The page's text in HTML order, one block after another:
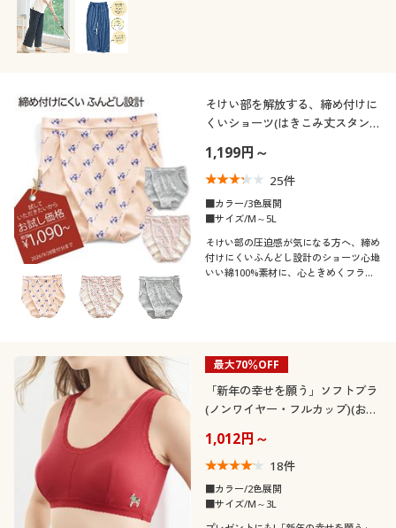
そけい部を解放する、締め付けに
くいショーツ(はきこみ丈スタンダ
1,199円～
25件
■カラー/3色展開
■サイズ/M～5L
そけい部の圧迫感が気になる方へ、締め
付けにくいふんどし設計のショーツ心地
いい綿100%素材に、心ときめくフラン
最大70％OFF
「新年の幸せを願う」ソフトブラ
(ノンワイヤー・フルカップ)(お年
1,012円～
18件
■カラー/2色展開
■サイズ/M～3L